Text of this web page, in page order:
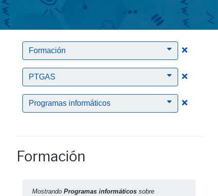
Formación Clic
PTGAS Clic
Programas informáticos Clic
Formación
Mostrando Programas informáticos sobre